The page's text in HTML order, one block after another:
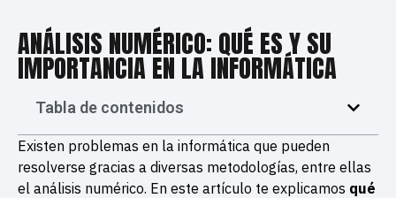
ANÁLISIS NUMÉRICO: QUÉ ES Y SU
IMPORTANCIA EN LA INFORMÁTICA
Tabla de contenidos
Existen problemas en la informática que pueden
resolverse gracias a diversas metodologías, entre ellas
el análisis numérico. En este artículo te explicamos qué